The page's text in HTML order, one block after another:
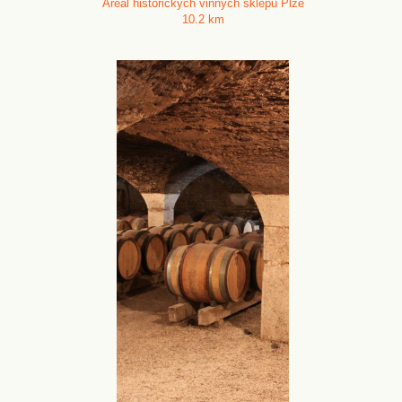
Areál historických vinných sklepů Plže
10.2 km